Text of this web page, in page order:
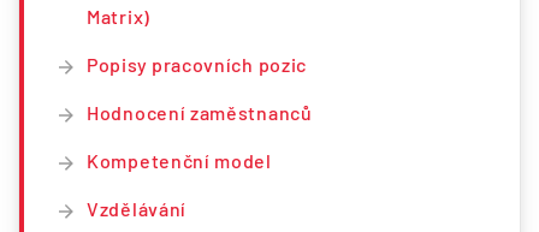
Matrix)
Popisy pracovních pozic
Hodnocení zaměstnanců
Kompetenční model
Vzdělávání